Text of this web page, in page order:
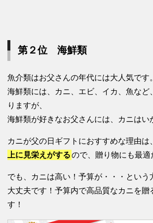
第２位 海鮮類
魚介類はお父さんの年代には大人気です。
海鮮類には、カニ、エビ、イカ、魚など
りますが、
海鮮類が好きなお父さんには、カニはい
カニが父の日ギフトにおすすめな理由は、
上に見栄えがするので、贈り物にも最適
でも、カニは高い！予算が・・・という
大丈夫です！予算内で高品質なカニを贈
す！